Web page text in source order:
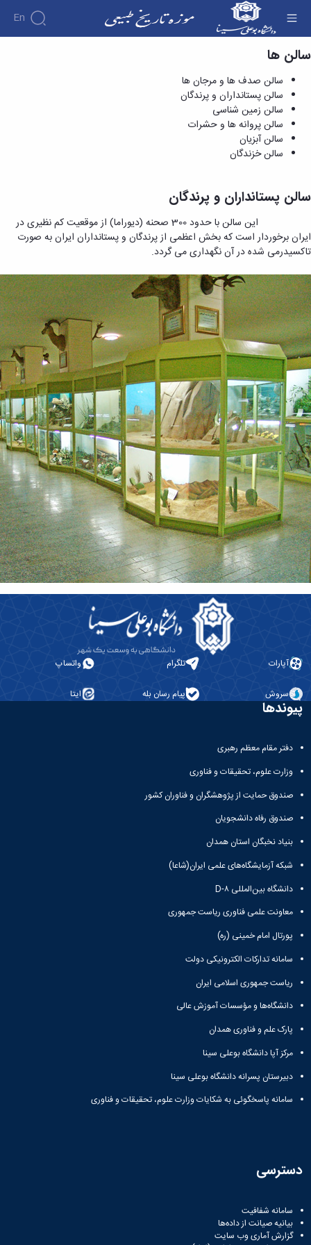
En
موزه
تاریخچه
موزه
مدیریت
کارکنان
سالن
معرفی
سالن
جانبی
گالری
تصاویر
ارتباط
تماس
سالن پستانداران و پرندگان - موزه تاریخ طبیعی
سالن ها
سالن صدف ها و مرجان ها
سالن پستانداران و پرندگان
سالن زمین شناسی
سالن پروانه ها و حشرات
سالن آبزیان
سالن خزندگان
سالن پستانداران و پرندگان
این سالن با حدود 300 صحنه (دیوراما) از موقعیت کم نظیری در
ایران برخوردار است که بخش اعظمی از پرندگان و پستانداران ایران به صورت
تاکسیدرمی شده در آن نگهداری می گردد.
آپارات تلگرام واتساپ
سروش پیام رسان بله ایتا
پیوندها
دفتر مقام معظم رهبری
وزارت علوم، تحقیقات و فناوری
صندوق حمایت از پژوهشگران و فناوران کشور
صندوق رفاه دانشجویان
بنیاد نخبگان استان همدان
شبکه آزمایشگاه‌های علمی ایران(شاعا)
دانشگاه بین‌المللی D-۸
معاونت علمی فناوری ریاست جمهوری
پورتال امام خمینی (ره)
سامانه تدارکات الکترونیکی دولت
ریاست جمهوری اسلامی ایران
دانشگاه‌ها و مؤسسات آموزش عالی
پارک علم و فناوری همدان
مرکز آپا دانشگاه بوعلی سینا
دبیرستان پسرانه دانشگاه بوعلی سینا
سامانه پاسخگوئی به شکایات وزارت علوم، تحقیقات و فناوری
دسترسی
سامانه شفافیت
بیانیه صیانت از داده‌ها
گزارش آماری وب‌ سایت